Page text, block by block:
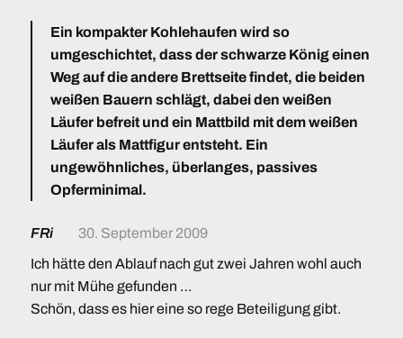
Ein kompakter Kohlehaufen wird so
umgeschichtet, dass der schwarze König einen
Weg auf die andere Brettseite findet, die beiden
weißen Bauern schlägt, dabei den weißen
Läufer befreit und ein Mattbild mit dem weißen
Läufer als Mattfigur entsteht. Ein
ungewöhnliches, überlanges, passives
Opferminimal.
FRi
30. September 2009
Ich hätte den Ablauf nach gut zwei Jahren wohl auch
nur mit Mühe gefunden …
Schön, dass es hier eine so rege Beteiligung gibt.